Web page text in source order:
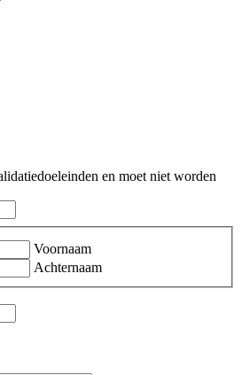
en moet niet worden
Voornaam
Achternaam